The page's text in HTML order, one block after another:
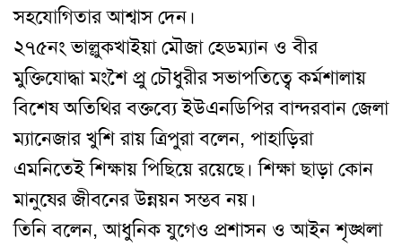
সহযোগিতার আশ্বাস দেন।
২৭৫নং ভাল্লুকখাইয়া মৌজা হেডম্যান ও বীর
মুক্তিযোদ্ধা মংশৈ প্রু চৌধুরীর সভাপতিত্বে কর্মশালায়
বিশেষ অতিথির বক্তব্যে ইউএনডিপির বান্দরবান জেলা
ম্যানেজার খুশি রায় ত্রিপুরা বলেন, পাহাড়িরা
এমনিতেই শিক্ষায় পিছিয়ে রয়েছে। শিক্ষা ছাড়া কোন
মানুষের জীবনের উন্নয়ন সম্ভব নয়।
তিনি বলেন, আধুনিক যুগেও প্রশাসন ও আইন শৃঙ্খলা